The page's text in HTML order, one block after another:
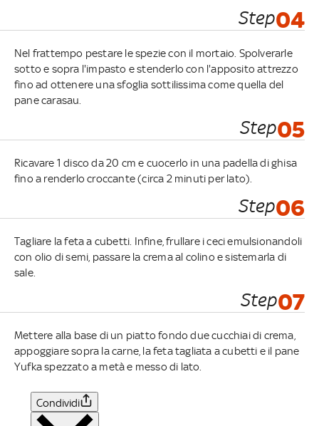
Step04
Nel frattempo pestare le spezie con il mortaio. Spolverarle
sotto e sopra l'impasto e stenderlo con l'apposito attrezzo
fino ad ottenere una sfoglia sottilissima come quella del
pane carasau.
Step05
Ricavare 1 disco da 20 cm e cuocerlo in una padella di ghisa
fino a renderlo croccante (circa 2 minuti per lato).
Step06
Tagliare la feta a cubetti. Infine, frullare i ceci emulsionandoli
con olio di semi, passare la crema al colino e sistemarla di
sale.
Step07
Mettere alla base di un piatto fondo due cucchiai di crema,
appoggiare sopra la carne, la feta tagliata a cubetti e il pane
Yufka spezzato a metà e messo di lato.
Condividi